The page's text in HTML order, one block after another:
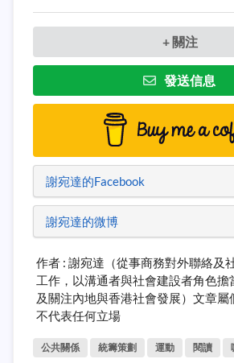
+ 關注
發送信息
謝宛達的Facebook
謝宛達的微博
作者 : 謝宛達（從事商務對外聯絡及
工作，以溝通者與社會建設者角色擔
及關注內地與香港社會發展）文章屬
不代表任何立場
公共關係 統籌策劃 運動 閱讀